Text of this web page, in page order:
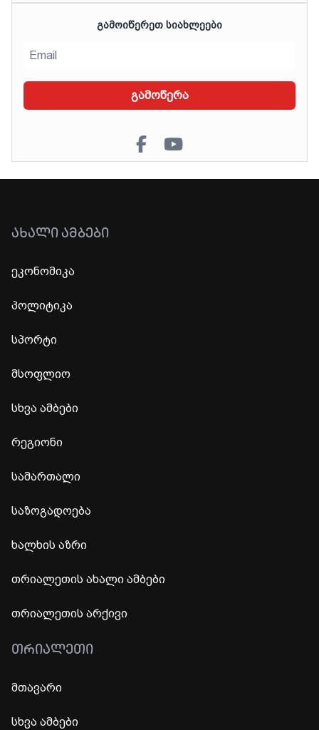
ᲒᲐᲛᲝᲘᲬᲔᲠᲔᲗ ᲡᲘᲐᲮᲚᲔᲔᲑᲘ
გამოწერა
ᲐᲮᲐᲚᲘ ᲐᲛᲑᲔᲑᲘ
ეკონომიკა
პოლიტიკა
სპორტი
მსოფლიო
სხვა ამბები
რეგიონი
სამართალი
საზოგადოება
ხალხის აზრი
თრიალეთის ახალი ამბები
თრიალეთის არქივი
ᲗᲠᲘᲐᲚᲔᲗᲘ
მთავარი
სხვა ამბები